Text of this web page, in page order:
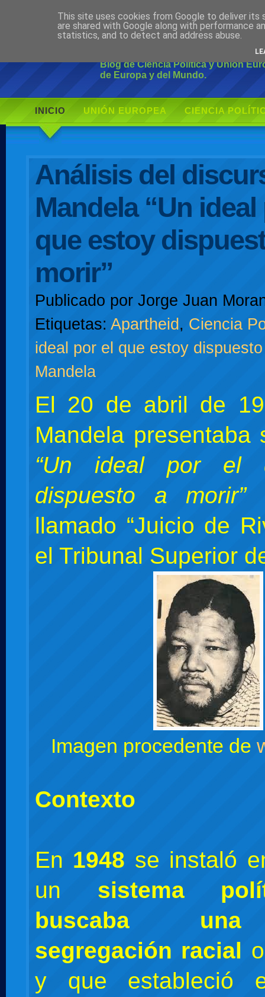
Ciudadano
Blog de Ciencia Política y Unión
de Europa y del Mundo.
INICIO UNIÓN EUROPEA CIENCIA
Análisis del
Mandela “Un ideal
que estoy
morir”
Publicado por Jorge Juan
Etiquetas: Apartheid, Ciencia
ideal por el que estoy
Mandela
El 20 de abril de
Mandela presentaba
“Un ideal por el
dispuesto a morir”
llamado “Juicio de
el Tribunal Superior
Imagen procedente de
Contexto
En 1948 se instaló
un sistema
buscaba
segregación racial
y que estableció
This site uses cookies from Google to deliver its
are shared with Google along with performance
statistics, and to detect and address abuse.